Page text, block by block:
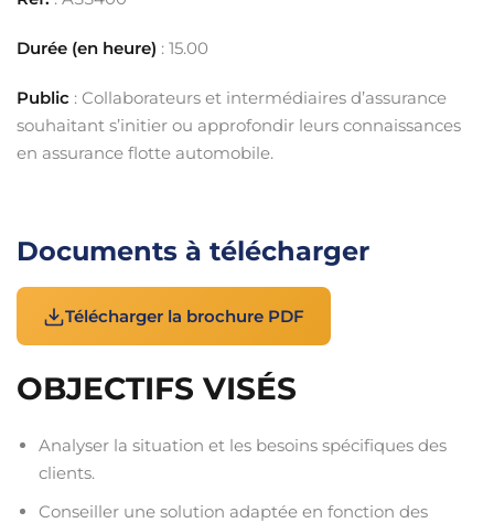
Durée (en heure) : 15.00
Public : Collaborateurs et intermédiaires d’assurance
souhaitant s’initier ou approfondir leurs connaissances
en assurance flotte automobile.
Documents à télécharger
Télécharger la brochure PDF
OBJECTIFS VISÉS
Analyser la situation et les besoins spécifiques des
clients.
Conseiller une solution adaptée en fonction des